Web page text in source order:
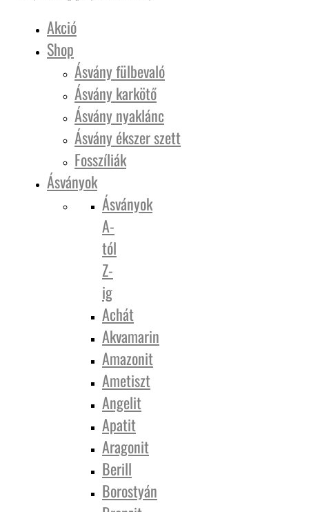
Akció
Shop
Ásvány fülbevaló
Ásvány karkötő
Ásvány nyaklánc
Ásvány ékszer szett
Fosszíliák
Ásványok
Ásványok
A-
tól
Z-
ig
Achát
Akvamarin
Amazonit
Ametiszt
Angelit
Apatit
Aragonit
Berill
Borostyán